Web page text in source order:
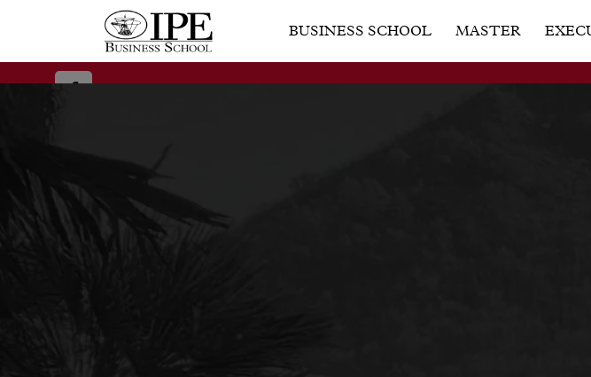
BUSINESS SCHOOL MASTER